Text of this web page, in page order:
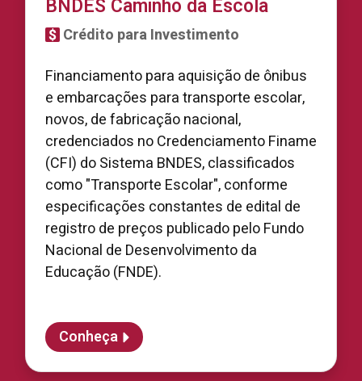
BNDES Caminho da Escola
Crédito para Investimento
Financiamento para aquisição de ônibus
e embarcações para transporte escolar,
novos, de fabricação nacional,
credenciados no Credenciamento Finame
(CFI) do Sistema BNDES, classificados
como "Transporte Escolar", conforme
especificações constantes de edital de
registro de preços publicado pelo Fundo
Nacional de Desenvolvimento da
Educação (FNDE).
Conheça